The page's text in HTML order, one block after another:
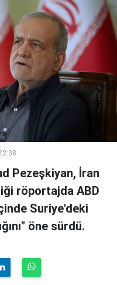
Pezeşkiyan, İran
röportajda ABD
Suriye'deki
öne sürdü.